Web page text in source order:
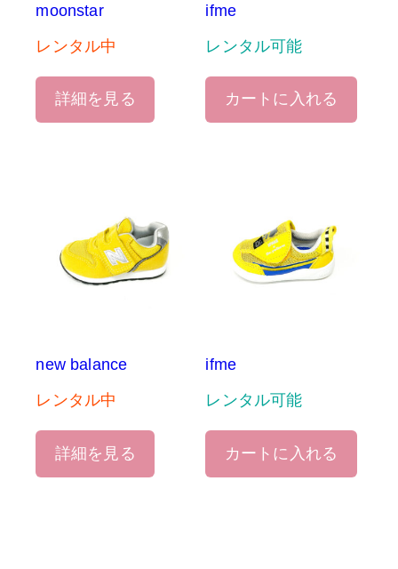
moonstar
レンタル中
詳細を見る
ifme
レンタル可能
カートに入れる
new balance
レンタル中
詳細を見る
ifme
レンタル可能
カートに入れる